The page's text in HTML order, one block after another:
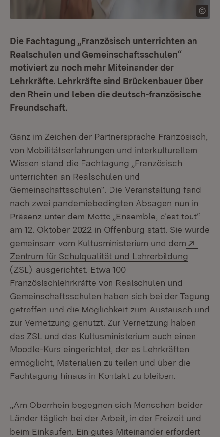
Die Fachtagung „Französisch unterrichten an
Realschulen und Gemeinschaftsschulen“
motiviert zu noch mehr Miteinander der
Lehrkräfte. Lehrkräfte sind Brückenbauer über
den Rhein und leben die deutsch-französische
Freundschaft.
Ganz im Zeichen der Partnersprache Französisch,
von Mobilitätserfahrungen und interkulturellem
Wissen stand die Fachtagung „Französisch
unterrichten an Realschulen und
Gemeinschaftsschulen“. Die Veranstaltung fand
nach zwei pandemiebedingten Absagen nun in
Präsenz unter dem Motto „Ensemble, c´est tout“
am 12. Oktober 2022 in Offenburg statt. Sie wurde
gemeinsam vom Kultusministerium und dem
Zentrum für Schulqualität und Lehrerbildung
(ZSL) (Öffnet in neuem Fenster)
ausgerichtet. Etwa 100
Französischlehrkräfte von Realschulen und
Gemeinschaftsschulen haben sich bei der Tagung
getroffen und die Möglichkeit zum Austausch und
zur Vernetzung genutzt. Zur Vernetzung haben
das ZSL und das Kultusministerium auch einen
Moodle-Kurs eingerichtet, der es Lehrkräften
ermöglicht, Materialien zu teilen und über die
Fachtagung hinaus in Kontakt zu bleiben.
„Am Oberrhein begegnen sich Menschen beider
Länder täglich bei der Arbeit, in der Freizeit und
beim Einkaufen. Ein gutes Miteinander erfordert